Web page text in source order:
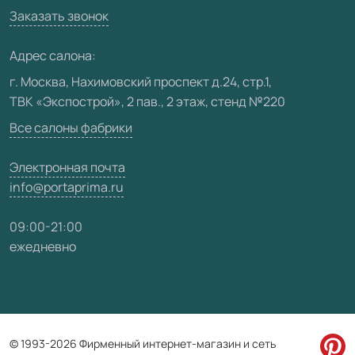
Юридическая информация
Вакансии
Видео
Карта сайта
Заказать звонок
Адрес салона:
г. Москва, Нахимовский проспект д.24, стр.1,
ТВК «Экспострой», 2 пав., 2 этаж, стенд №220
Все салоны фабрики
Электронная почта
info@portaprima.ru
09:00-21:00
ежедневно
© 1993-2026 Фирменный интернет-магазин и сеть